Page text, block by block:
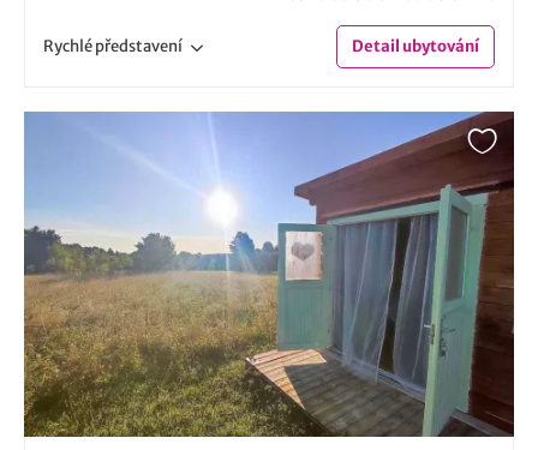
Rychlépředstavení Detailubytování